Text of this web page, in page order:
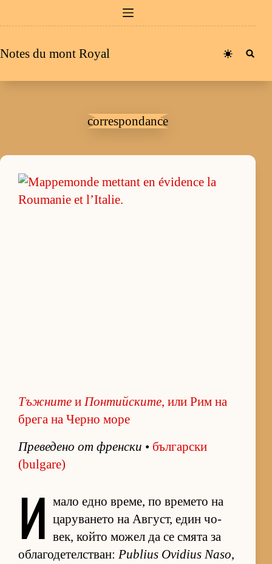
au
Notes du mont Royal
correspondance
Тъжните и Понтийските, или Рим на
брега на Черно море
Пре­ве­дено от френ­ски • бъл­гар­ски
(bulgare)
И мало едно вре­ме, по вре­мето на
ца­ру­ва­нето на Ав­густ, един чо­
век, който мо­жел да се смята за
об­ла­го­де­тел­с­т­ван: Publius Ovidius Naso,